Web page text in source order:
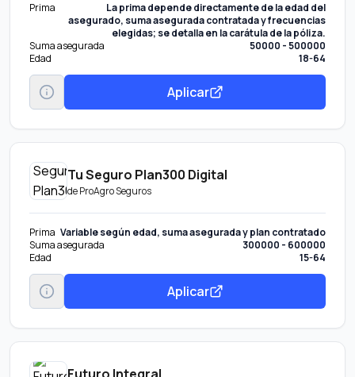
Prima
La prima depende directamente de la edad del
asegurado, suma asegurada contratada y frecuencias
elegidas; se detalla en la carátula de la póliza.
Suma asegurada
50000 - 500000
Edad
18-64
Aplicar
Tu Seguro Plan300 Digital
deProAgro Seguros
Prima Variable según edad, suma asegurada y plan contratado
Suma asegurada
300000 - 600000
Edad
15-64
Aplicar
Futuro Integral